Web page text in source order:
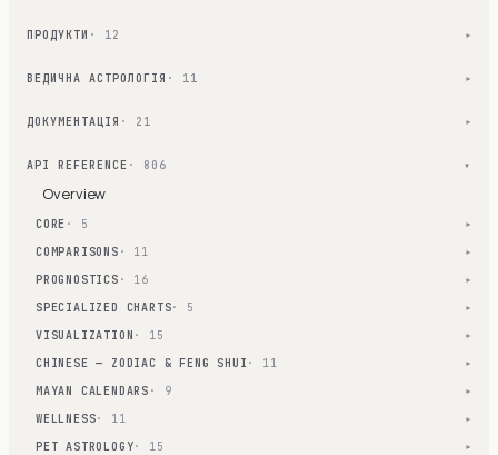
ПРОДУКТИ · 12 ▾
ВЕДИЧНА АСТРОЛОГІЯ · 11 ▾
ДОКУМЕНТАЦІЯ · 21 ▾
API REFERENCE · 806 ▾
Overview
CORE · 5 ▾
COMPARISONS · 11 ▾
PROGNOSTICS · 16 ▾
SPECIALIZED CHARTS· 5 ▾
VISUALIZATION · 15 ▾
CHINESE — ZODIAC & FENG SHUI · 11 ▾
MAYAN CALENDARS · 9 ▾
WELLNESS· 11 ▾
PET ASTROLOGY· 15 ▾